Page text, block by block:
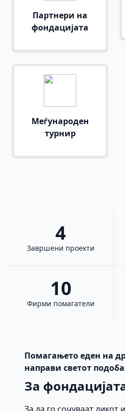
Партнери на
фондацијата
Меѓународен
турнир
4
Завршени проекти
10
Фирми помагатели
Помагањето еден на
направи светот
За